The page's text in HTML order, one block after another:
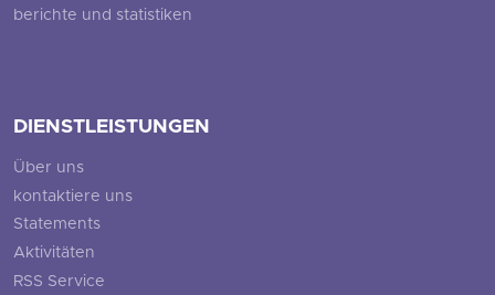
berichte und statistiken
DIENSTLEISTUNGEN
Über uns
kontaktiere uns
Statements
Aktivitäten
RSS Service